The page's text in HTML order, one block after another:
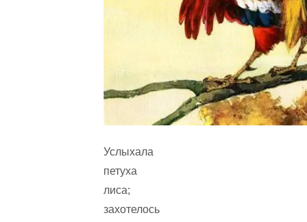
Услыхала
петуха
лиса;
захотелось